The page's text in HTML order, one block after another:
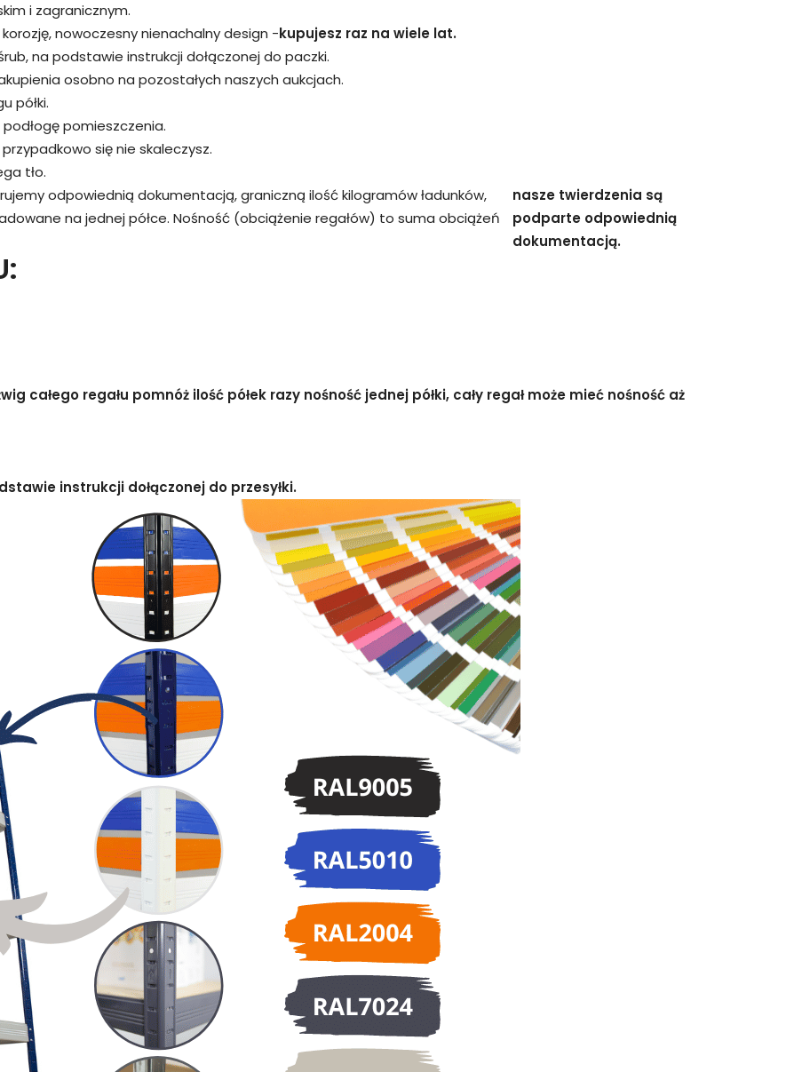
i zagranicznym.
nowoczesny nienachalny design -kupujesz raz na wiele lat.
na podstawie instrukcji dołączonej do paczki.
osobno na pozostałych naszych aukcjach.
półki.
pomieszczenia.
się nie skaleczysz.
tło.
odpowiednią dokumentacją, graniczną ilość kilogramów ładunków,
na jednej półce. Nośność (obciążenie regałów) to suma obciążeń
nasze twierdzenia są
podparte odpowiednią
dokumentacją.
całego regału pomnóż ilość półek razy nośność jednej półki, cały regał może mieć nośność aż
instrukcji dołączonej do przesyłki.